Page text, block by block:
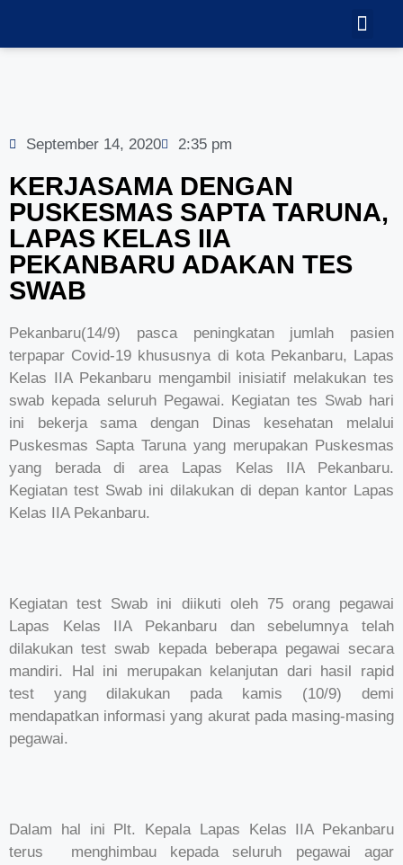
September 14, 2020 2:35 pm
KERJASAMA DENGAN
PUSKESMAS SAPTA TARUNA,
LAPAS KELAS IIA
PEKANBARU ADAKAN TES
SWAB
Pekanbaru(14/9) pasca peningkatan jumlah pasien
terpapar Covid-19 khususnya di kota Pekanbaru, Lapas
Kelas IIA Pekanbaru mengambil inisiatif melakukan tes
swab kepada seluruh Pegawai. Kegiatan tes Swab hari
ini bekerja sama dengan Dinas kesehatan melalui
Puskesmas Sapta Taruna yang merupakan Puskesmas
yang berada di area Lapas Kelas IIA Pekanbaru.
Kegiatan test Swab ini dilakukan di depan kantor Lapas
Kelas IIA Pekanbaru.
Kegiatan test Swab ini diikuti oleh 75 orang pegawai
Lapas Kelas IIA Pekanbaru dan sebelumnya telah
dilakukan test swab kepada beberapa pegawai secara
mandiri. Hal ini merupakan kelanjutan dari hasil rapid
test yang dilakukan pada kamis (10/9) demi
mendapatkan informasi yang akurat pada masing-masing
pegawai.
Dalam hal ini Plt. Kepala Lapas Kelas IIA Pekanbaru
terus menghimbau kepada seluruh pegawai agar